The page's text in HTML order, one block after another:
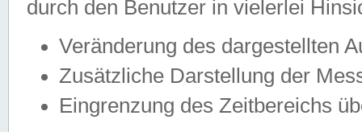
durch den Benutzer in vielerlei
Veränderung des dargestellten
Zusätzliche Darstellung der
Eingrenzung des Zeitbereichs